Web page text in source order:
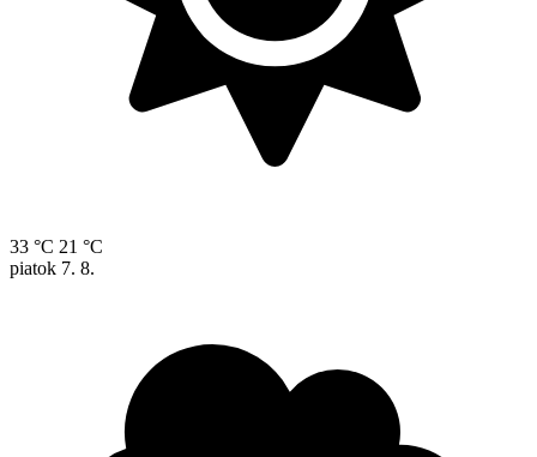
33 °C 21 °C
piatok 7. 8.